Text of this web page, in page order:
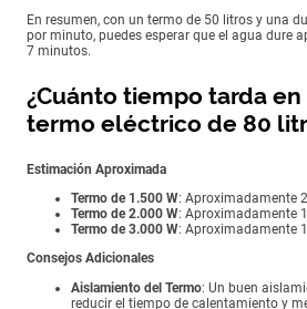
En resumen, con un termo de 50 litros y una
por minuto, puedes esperar que el agua dure
7 minutos.
¿Cuánto tiempo tarda
termo eléctrico de 80
Estimación Aproximada
Termo de 1.500 W: Aproximadamente
Termo de 2.000 W: Aproximadamente
Termo de 3.000 W: Aproximadamente
Consejos Adicionales
Aislamiento del Termo: Un buen
reducir el tiempo de calentamiento y